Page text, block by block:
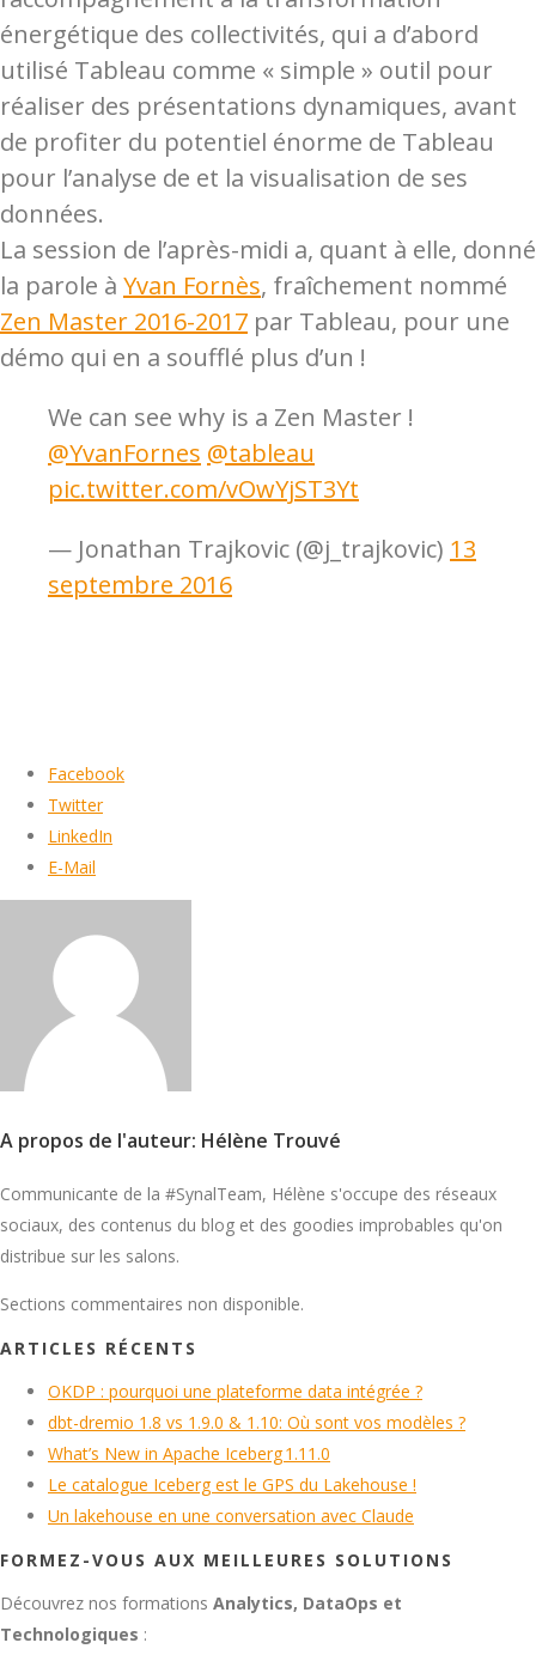
énergétique des collectivités, qui a d’abord
utilisé Tableau comme « simple » outil pour
réaliser des présentations dynamiques, avant
de profiter du potentiel énorme de Tableau
pour l’analyse de et la visualisation de ses
données.
La session de l’après-midi a, quant à elle, donné
la parole à Yvan Fornès, fraîchement nommé
Zen Master 2016-2017 par Tableau, pour une
démo qui en a soufflé plus d’un !
We can see why is a Zen Master !
@YvanFornes @tableau
pic.twitter.com/vOwYjST3Yt
— Jonathan Trajkovic (@j_trajkovic) 13
septembre 2016
Facebook
Twitter
LinkedIn
E-Mail
A propos de l'auteur: Hélène Trouvé
Communicante de la #SynalTeam, Hélène s'occupe des réseaux
sociaux, des contenus du blog et des goodies improbables qu'on
distribue sur les salons.
Sections commentaires non disponible.
ARTICLES RÉCENTS
OKDP : pourquoi une plateforme data intégrée ?
dbt-dremio 1.8 vs 1.9.0 & 1.10: Où sont vos modèles ?
What’s New in Apache Iceberg 1.11.0
Le catalogue Iceberg est le GPS du Lakehouse !
Un lakehouse en une conversation avec Claude
FORMEZ-VOUS AUX MEILLEURES SOLUTIONS
Découvrez nos formations Analytics, DataOps et
Technologiques :